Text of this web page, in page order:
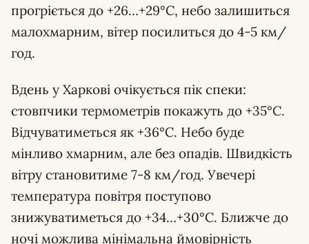
прогріється до +26…+29°С, небо залишиться
малохмарним, вітер посилиться до 4-5 км/
год.
Вдень у Харкові очікується пік спеки:
стовпчики термометрів покажуть до +35°С.
Відчуватиметься як +36°С. Небо буде
мінливо хмарним, але без опадів. Швидкість
вітру становитиме 7-8 км/год. Увечері
температура повітря поступово
знижуватиметься до +34…+30°С. Ближче до
ночі можлива мінімальна ймовірність